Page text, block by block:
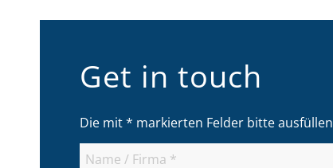
Get in touch
Die mit * markierten Felder bitte ausfüllen